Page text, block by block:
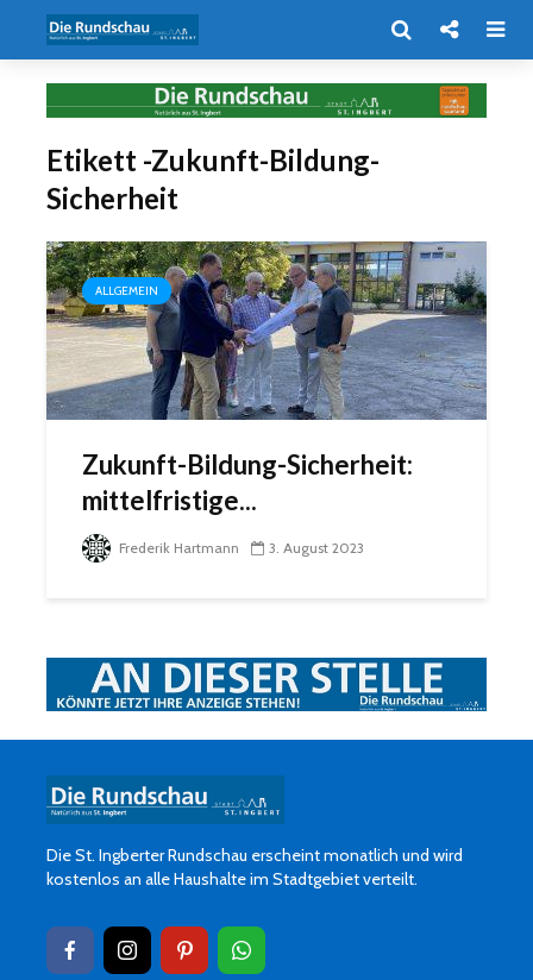
Etikett -Zukunft-Bildung-
Sicherheit
ALLGEMEIN
Zukunft-Bildung-Sicherheit:
mittelfristige...
Frederik Hartmann 3. August 2023
Die St. Ingberter Rundschau erscheint monatlich und wird
kostenlos an alle Haushalte im Stadtgebiet verteilt.